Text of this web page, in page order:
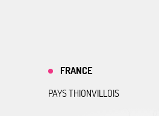
FRANCE
PAYS THIONVILLOIS